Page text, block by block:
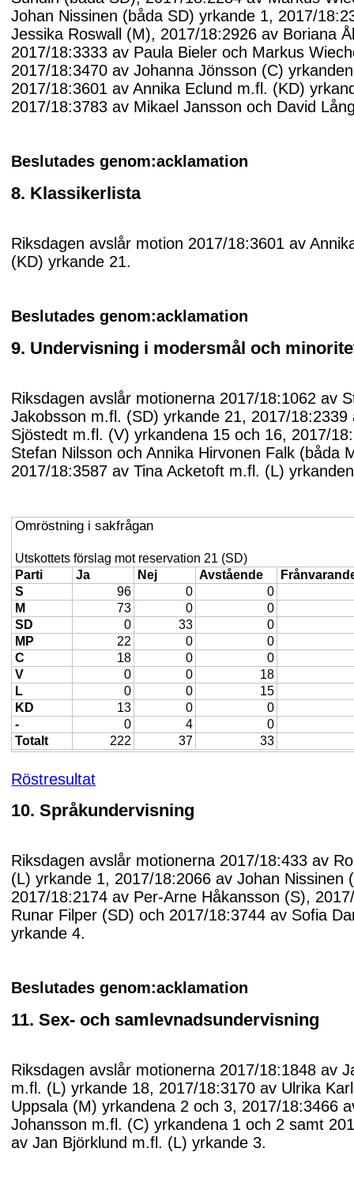
Johan Nissinen (båda SD) yrkande 1, 2017/
Jessika Roswall (M), 2017/18:2926 av Boriana
2017/18:3333 av Paula Bieler och Markus
2017/18:3470 av Johanna Jönsson (C)
2017/18:3601 av Annika Eclund m.fl. (KD)
2017/18:3783 av Mikael Jansson och David
Beslutades genom:acklamation
8. Klassikerlista
Riksdagen avslår motion 2017/18:3601 av
(KD) yrkande 21.
Beslutades genom:acklamation
9. Undervisning i modersmål och
Riksdagen avslår motionerna 2017/18:1062 av
Jakobsson m.fl. (SD) yrkande 21, 2017/18:2339
Sjöstedt m.fl. (V) yrkandena 15 och 16, 2017/
Stefan Nilsson och Annika Hirvonen Falk (båda
2017/18:3587 av Tina Acketoft m.fl. (L)
Omröstning i sakfrågan
Utskottets förslag mot reservation 21 (SD)
Parti
Ja Nej Avstående
S
96 0
0
M
73 0
0
SD
0 33
0
MP
22 0
0
C
18 0
0
V
0 0
18
L
0 0
15
KD
13 0
0
-
0 4
0
Totalt
222 37 33
Röstresultat
10. Språkundervisning
Riksdagen avslår motionerna 2017/18:433 av
(L) yrkande 1, 2017/18:2066 av Johan Nissinen
2017/18:2174 av Per-Arne Håkansson (S),
Runar Filper (SD) och 2017/18:3744 av Sofia
yrkande 4.
Beslutades genom:acklamation
11. Sex- och samlevnadsundervisning
Riksdagen avslår motionerna 2017/18:1848 av
m.fl. (L) yrkande 18, 2017/18:3170 av Ulrika
Uppsala (M) yrkandena 2 och 3, 2017/18:3466
Johansson m.fl. (C) yrkandena 1 och 2 samt
av Jan Björklund m.fl. (L) yrkande 3.